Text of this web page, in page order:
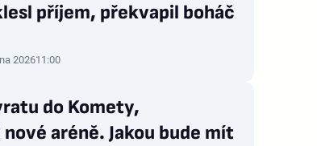
příjem, překvapil boháč
202611:00
do Komety,
aréně. Jakou bude mít